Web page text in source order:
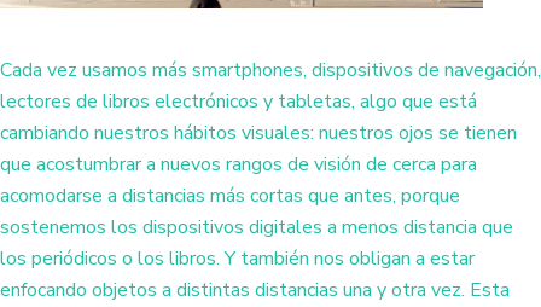
Cada vez usamos más smartphones, dispositivos de navegación,
lectores de libros electrónicos y tabletas, algo que está
cambiando nuestros hábitos visuales: nuestros ojos se tienen
que acostumbrar a nuevos rangos de visión de cerca para
acomodarse a distancias más cortas que antes, porque
sostenemos los dispositivos digitales a menos distancia que
los periódicos o los libros. Y también nos obligan a estar
enfocando objetos a distintas distancias una y otra vez. Esta